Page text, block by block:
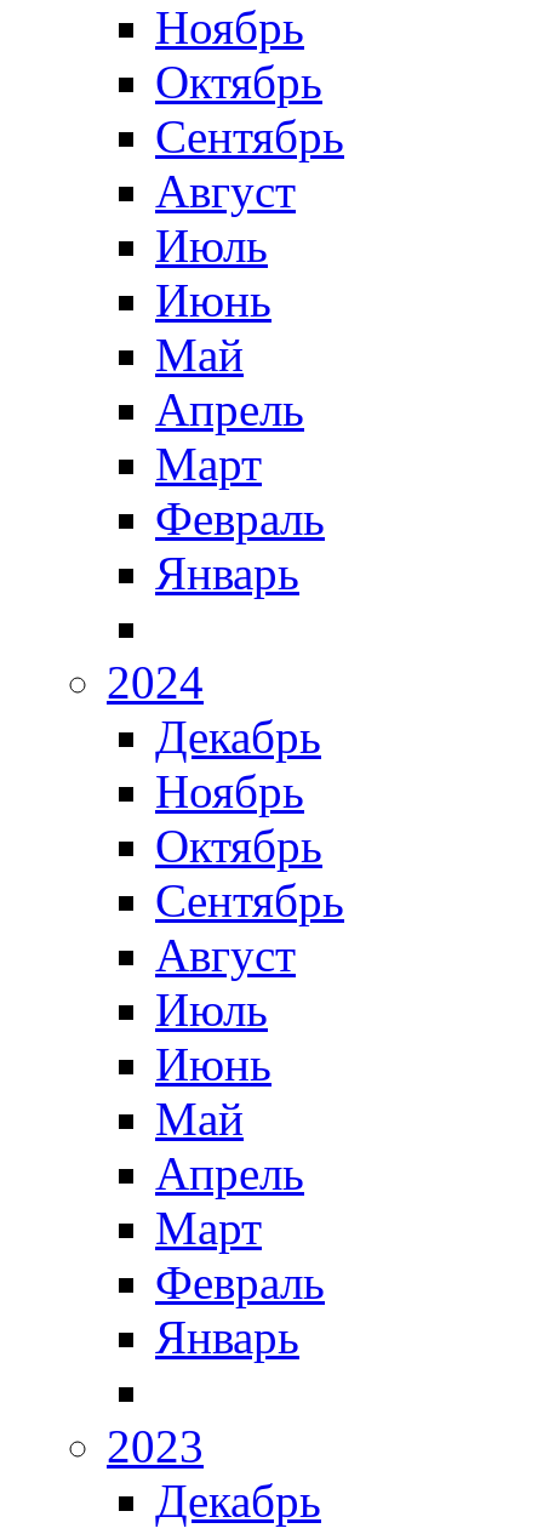
Ноябрь
Октябрь
Сентябрь
Август
Июль
Июнь
Май
Апрель
Март
Февраль
Январь
2024
Декабрь
Ноябрь
Октябрь
Сентябрь
Август
Июль
Июнь
Май
Апрель
Март
Февраль
Январь
2023
Декабрь